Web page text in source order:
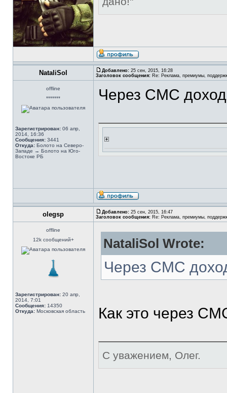
NataliSol Добавлено: 25 сен, 2015, 16:28
Заголовок сообщения: Re: Реклама, премиумы,
offline
*******
Зарегистрирован: 06 апр,
2014, 16:36
Сообщения: 3441
Откуда: Болото на Северо-
Западе → Болото на Юго-
Востоке РБ
Через СМС
olegsp Добавлено: 25 сен, 2015, 16:47
Заголовок сообщения: Re: Реклама, премиумы,
offline
12k сообщений+
Зарегистрирован: 20 апр,
2014, 7:01
Сообщения: 14350
Откуда: Московская область
NataliSol Wrote:
Через СМС
Как это через
С уважением, Олег.